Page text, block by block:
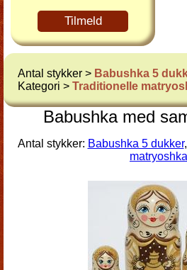
Tilmeld
Antal stykker > Babushka 5
Kategori > Traditionelle
Babushka med
Antal stykker: Babushka 5 dukker
matryoshka